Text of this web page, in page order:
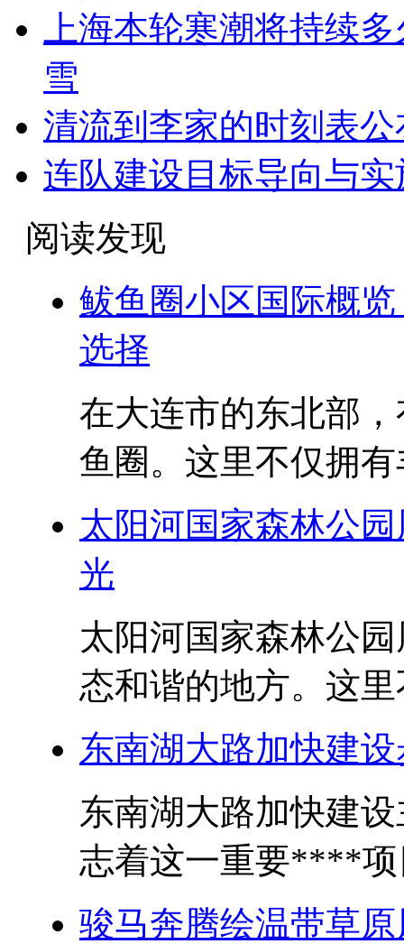
上海本轮寒潮将持续
雪
清流到李家的时刻表公
连队建设目标导向与
阅读发现
鲅鱼圈小区国际概
选择
在大连市的东北部
鱼圈。这里不仅拥
太阳河国家森林公
光
太阳河国家森林公
态和谐的地方。这
东南湖大路加快建
东南湖大路加快建
志着这一重要****项
骏马奔腾绘温带草